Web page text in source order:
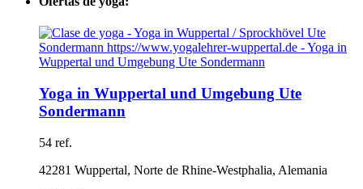
Yoga in Wuppertal und Umgebung Ute
Sondermann
54 ref.
42281 Wuppertal, Norte de Rhine-Westphalia, Alemania